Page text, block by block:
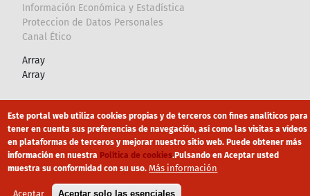
Información Económica y Estadística
Proteccion de Datos Personales
Canal Ético
Array
Array
Canal Ético eduroam Mapa Web
Política privacidad Política de cookies Aviso legal
Este portal web utiliza cookies propias y de terceros con fines analíticos para
tener en cuenta sus preferencias de navegación, así como las visitas a vídeos
en plataformas de terceros y mejorar nuestro sitio web. Puede obtener más
información en nuestra Política de cookies.Pulsando en Aceptar usted
muestra su conformidad con su uso. Más información
Aceptar Aceptar solo las esenciales